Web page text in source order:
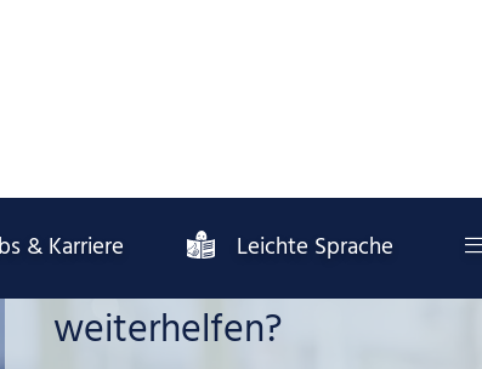
Wie können wir Ihnen
weiterhelfen?